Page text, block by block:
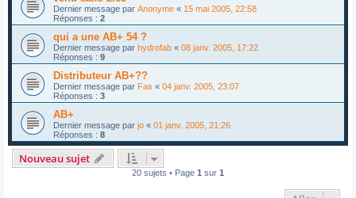
Dernier message par Anonyme « 15 mai 2005, 22:58
Réponses : 2
qui a une AB+ 54 ?
Dernier message par hydrofab « 08 janv. 2005, 17:22
Réponses : 9
Distributeur AB+??
Dernier message par Fas « 04 janv. 2005, 23:07
Réponses : 3
AB+
Dernier message par jo « 01 janv. 2005, 21:26
Réponses : 8
Nouveau sujet
20 sujets • Page 1 sur 1